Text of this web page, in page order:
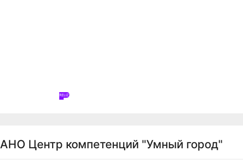
АНО Центр компетенций "Умный город"